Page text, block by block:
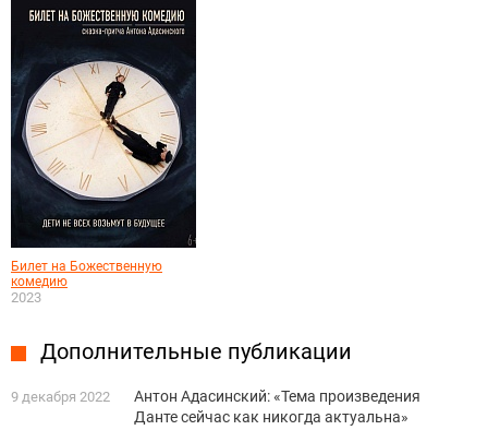
Билет на Божественную
комедию
2023
Дополнительные публикации
9 декабря 2022
Антон Адасинский: «Тема произведения
Данте сейчас как никогда актуальна»